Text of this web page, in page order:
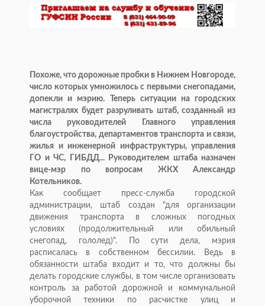
Похоже, что дорожные пробки в Нижнем Новгороде,
число которых умножилось с первыми снегопадами,
допекли и мэрию. Теперь ситуации на городских
магистралях будет разруливать штаб, созданный из
числа руководителей Главного управления
благоустройства, департаментов транспорта и связи,
жилья и инженерной инфраструктуры, управления
ГО и ЧС, ГИБДД... Руководителем штаба назначен
вице-мэр по вопросам ЖКХ Александр
Котельников.
Как сообщает пресс-служба городской
администрации, штаб создан "для организации
движения транспорта в сложных погодных
условиях (продолжительный или обильный
снегопад, гололед)". По сути дела, мэрия
расписалась в собственном бессилии. Ведь в
обязанности штаба входит и то, что должны бы
делать городские службы, в том числе организовать
контроль за работой дорожной и коммунальной
уборочной техники по расчистке улиц и